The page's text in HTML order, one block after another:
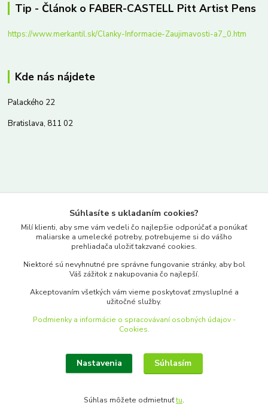
Tip - Článok o FABER-CASTELL Pitt Artist Pens
https://www.merkantil.sk/Clanky-Informacie-Zaujimavosti-a7_0.htm
Kde nás nájdete
Palackého 22
Bratislava, 811 02
www.merkantil.sk
Pondelok-Piatok: 9.00-17.00hod.
objednavky@merkantil-obchod.sk
Upraviť zber cookies.
Súhlasíte s ukladaním cookies?
Milí klienti, aby sme vám vedeli čo najlepšie odporúčať a ponúkať
maliarske a umelecké potreby, potrebujeme si do vášho
prehliadača uložiť takzvané cookies.
Niektoré sú nevyhnutné pre správne fungovanie stránky, aby bol
Váš zážitok z nakupovania čo najlepší.
Akceptovaním všetkých vám vieme poskytovať zmysluplné a
užitočné služby.
Podmienky a informácie o spracovávaní osobných údajov -
Cookies.
Nastavenia Súhlasím
Súhlas môžete odmietnuťtu.